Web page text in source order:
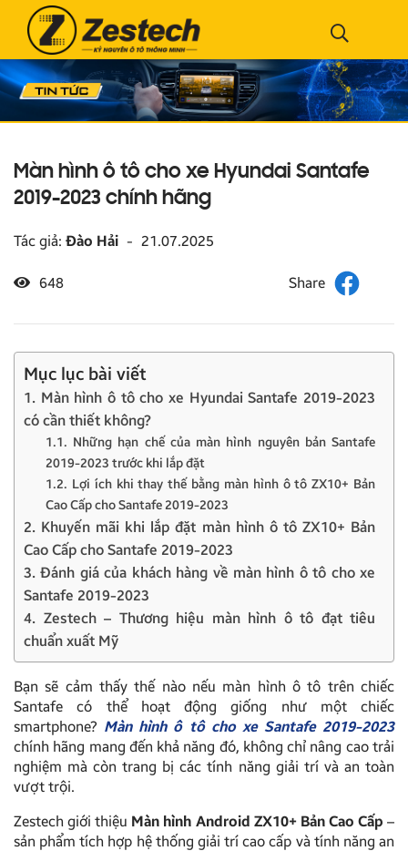
Màn hình ô tô cho xe Hyundai Santafe
2019-2023 chính hãng
Tác giả: Đào Hải - 21.07.2025
648
Mục lục bài viết
1. Màn hình ô tô cho xe Hyundai Santafe 2019-2023
có cần thiết không?
1.1. Những hạn chế của màn hình nguyên bản Santafe
2019-2023 trước khi lắp đặt
1.2. Lợi ích khi thay thế bằng màn hình ô tô ZX10+ Bản
Cao Cấp cho Santafe 2019-2023
2. Khuyến mãi khi lắp đặt màn hình ô tô ZX10+ Bản
Cao Cấp cho Santafe 2019-2023
3. Đánh giá của khách hàng về màn hình ô tô cho xe
Santafe 2019-2023
4. Zestech – Thương hiệu màn hình ô tô đạt tiêu
chuẩn xuất Mỹ
Bạn sẽ cảm thấy thế nào nếu màn hình ô tô trên chiếc
Santafe có thể hoạt động giống như một chiếc
smartphone? Màn hình ô tô cho xe Santafe 2019-2023
chính hãng mang đến khả năng đó, không chỉ nâng cao trải
nghiệm mà còn trang bị các tính năng giải trí và an toàn
vượt trội.
Zestech giới thiệu Màn hình Android ZX10+ Bản Cao Cấp –
sản phẩm tích hợp hệ thống giải trí cao cấp và tính năng an